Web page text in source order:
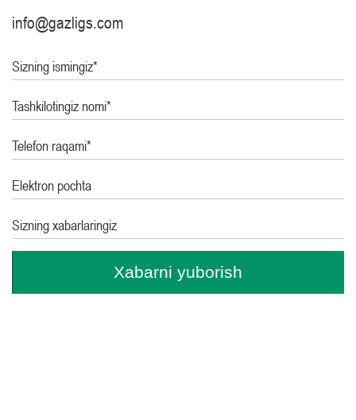
info@gazligs.com
Sizning ismingiz*
Tashkilotingiz nomi*
Telefon raqami*
Elektron pochta
Sizning xabarlaringiz
Xabarni yuborish